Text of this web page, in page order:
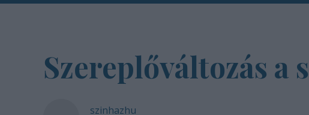
Szereplőváltozás a
szinhazhu